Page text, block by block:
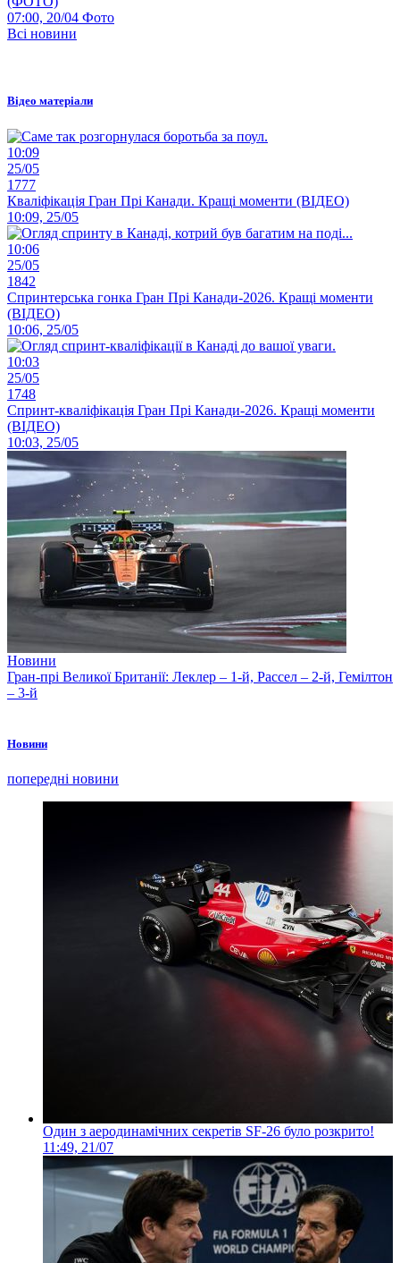
07:00, 20/04 Фото
Всі новини
Відео матеріали
10:09
25/05
1777
Кваліфікація Гран Прі Канади. Кращі моменти (ВІДЕО)
10:09, 25/05
10:06
25/05
1842
Спринтерська гонка Гран Прі Канади-2026. Кращі моменти
(ВІДЕО)
10:06, 25/05
10:03
25/05
1748
Спринт-кваліфікація Гран Прі Канади-2026. Кращі моменти
(ВІДЕО)
10:03, 25/05
Новини
Гран-прі Великої Британії: Леклер – 1-й, Рассел – 2-й, Гемілтон
– 3-й
Новини
попередні новини
Один з аеродинамічних секретів SF-26 було розкрито!
11:49, 21/07